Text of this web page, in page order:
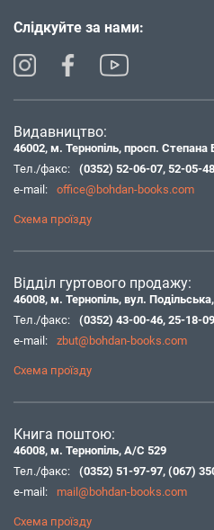
Слідкуйте за нами:
Видавництво:
46002, м. Тернопіль, просп. Степана
Тел./факс:
(0352) 52-06-07, 52-05-48
e-mail:
office@bohdan-books.com
Схема проїзду
Відділ гуртового продажу:
46008, м. Тернопіль, вул.
Тел./факс:
(0352) 43-00-46, 25-18-09
e-mail:
zbut@bohdan-books.com
Схема проїзду
Книга поштою:
46008, м. Тернопіль, А/С 529
Тел./факс:
(0352) 51-97-97, (067)
e-mail:
mail@bohdan-books.com
Схема проїзду